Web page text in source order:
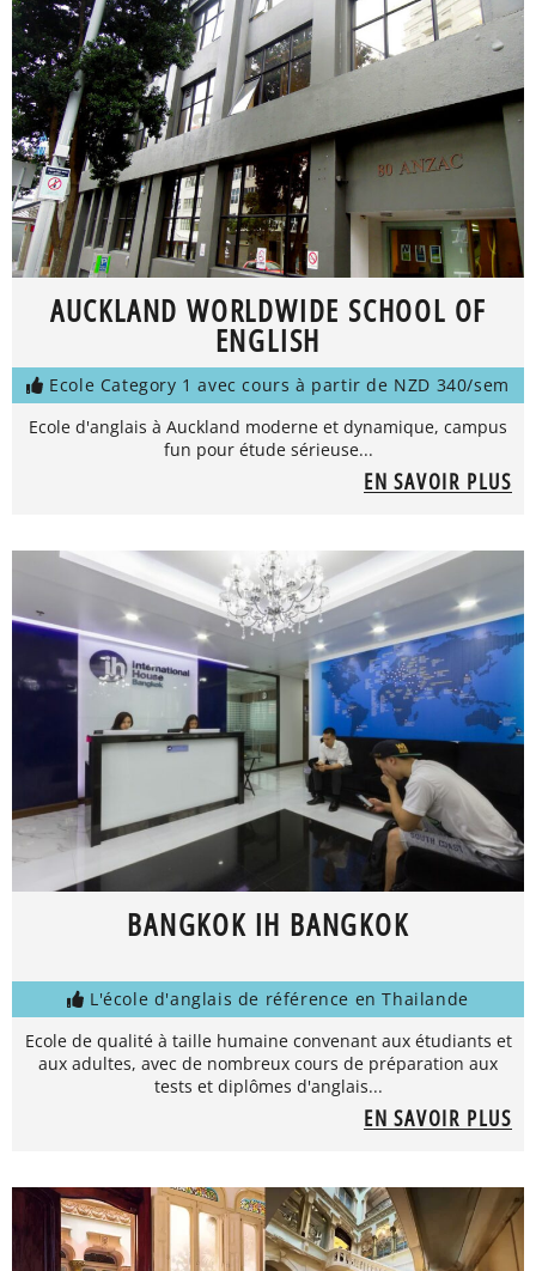
AUCKLAND WORLDWIDE SCHOOL OF
ENGLISH
Ecole Category 1 avec cours à partir de NZD 340/sem
Ecole d'anglais à Auckland moderne et dynamique, campus
fun pour étude sérieuse...
EN SAVOIR PLUS
BANGKOK IH BANGKOK
L'école d'anglais de référence en Thailande
Ecole de qualité à taille humaine convenant aux étudiants et
aux adultes, avec de nombreux cours de préparation aux
tests et diplômes d'anglais...
EN SAVOIR PLUS